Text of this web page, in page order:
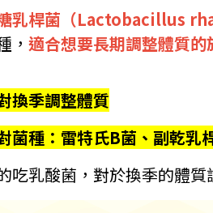
乳桿菌（Lactobacillus
， 適合想要長期調整體質的
換季調整體質
菌種：雷特氏B菌、副乾乳
吃乳酸菌，對於換季的體質